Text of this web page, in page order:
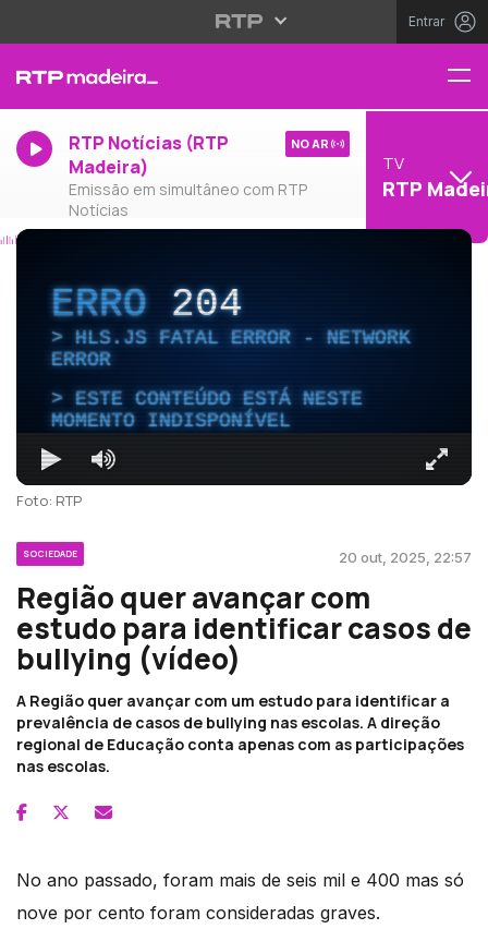
Entrar
RTP Notícias (RTP
Madeira)
Emissão em simultâneo com RTP
Notícias
NO AR
TV
RTP
ERRO204
HLS.JS FATAL ERROR - NETWORK
ERROR
ESTE CONTEÚDO ESTÁ NESTE
MOMENTO INDISPONÍVEL
Foto: RTP
SOCIEDADE 20 out, 2025, 22:57
Região quer avançar com
estudo para identificar casos de
bullying (vídeo)
A Região quer avançar com um estudo para identificar a
prevalência de casos de bullying nas escolas. A direção
regional de Educação conta apenas com as participações
nas escolas.
No ano passado, foram mais de seis mil e 400 mas só
nove por cento foram consideradas graves.